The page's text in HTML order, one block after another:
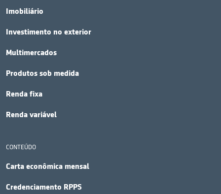
Imobiliário
Investimento no exterior
Multimercados
Produtos sob medida
Renda fixa
Renda variável
CONTEÚDO
Carta econômica mensal
Credenciamento RPPS